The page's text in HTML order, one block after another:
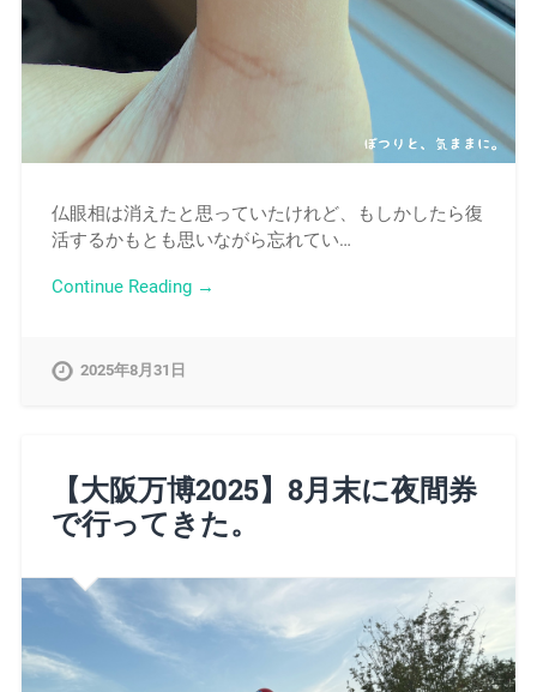
仏眼相は消えたと思っていたけれど、もしかしたら復
活するかもとも思いながら忘れてい…
Continue Reading →
2025年8月31日
【大阪万博2025】8月末に夜間券
で行ってきた。